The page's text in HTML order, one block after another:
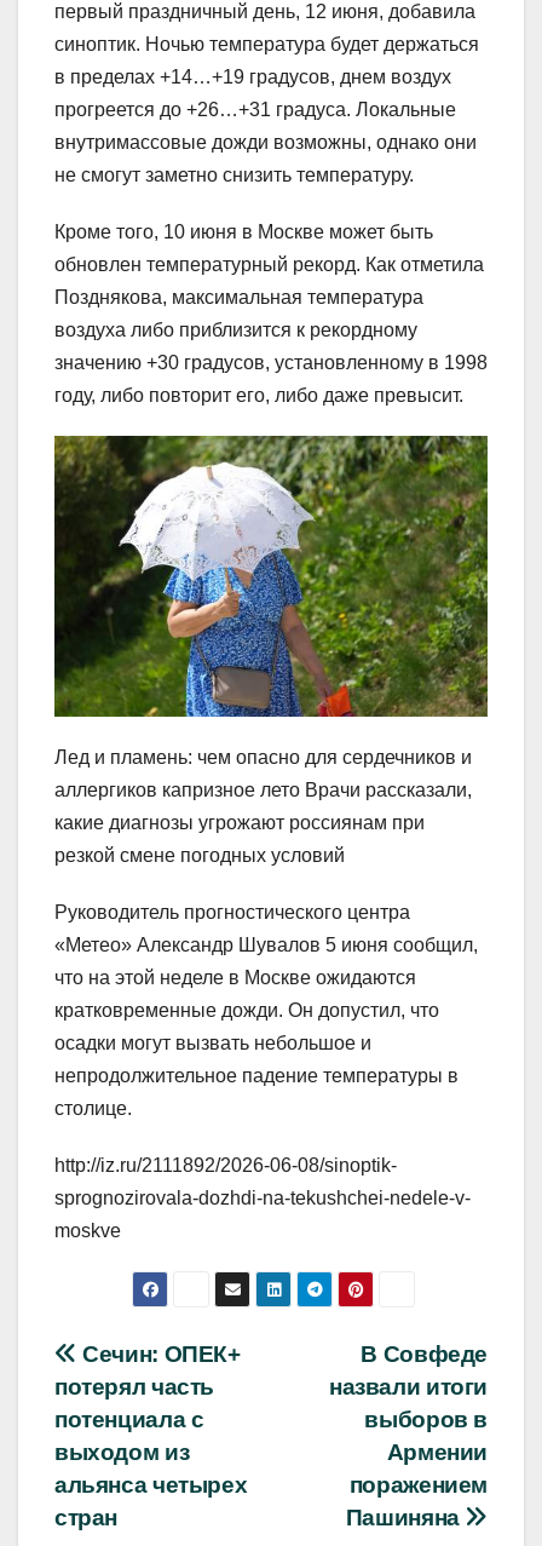
первый праздничный день, 12 июня, добавила
синоптик. Ночью температура будет держаться
в пределах +14…+19 градусов, днем воздух
прогреется до +26…+31 градуса. Локальные
внутримассовые дожди возможны, однако они
не смогут заметно снизить температуру.
Кроме того, 10 июня в Москве может быть
обновлен температурный рекорд. Как отметила
Позднякова, максимальная температура
воздуха либо приблизится к рекордному
значению +30 градусов, установленному в 1998
году, либо повторит его, либо даже превысит.
Лед и пламень: чем опасно для сердечников и
аллергиков капризное лето Врачи рассказали,
какие диагнозы угрожают россиянам при
резкой смене погодных условий
Руководитель прогностического центра
«Метео» Александр Шувалов 5 июня сообщил,
что на этой неделе в Москве ожидаются
кратковременные дожди. Он допустил, что
осадки могут вызвать небольшое и
непродолжительное падение температуры в
столице.
http://iz.ru/2111892/2026-06-08/sinoptik-
sprognozirovala-dozhdi-na-tekushchei-nedele-v-
moskve
Навигация
по
записям
В Совфеде
назвали итоги
выборов в
Армении
поражением
Пашиняна
Сечин: ОПЕК+
потерял часть
потенциала с
выходом из
альянса четырех
стран